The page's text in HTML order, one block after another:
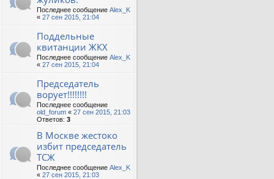
Последнее сообщение Alex_K
« 27 сен 2015, 21:04
Поддельные
квитанции ЖКХ
Последнее сообщение Alex_K
« 27 сен 2015, 21:04
Председатель
ворует!!!!!!!!
Последнее сообщение
old_forum « 27 сен 2015, 21:03
Ответов: 3
В Москве жестоко
избит председатель
ТСЖ
Последнее сообщение Alex_K
« 27 сен 2015, 21:03